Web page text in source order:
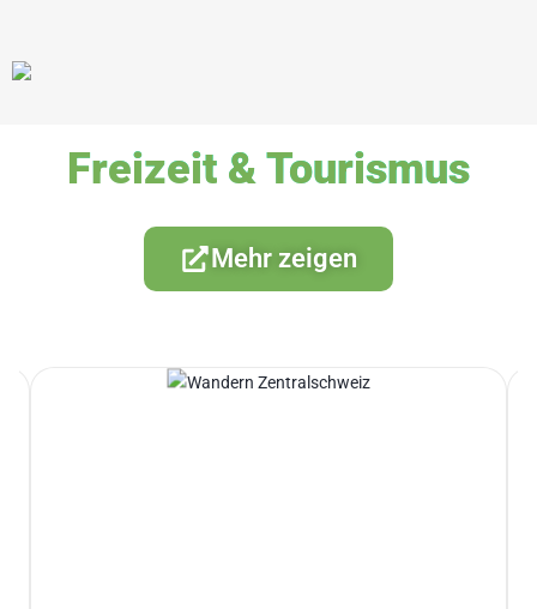
Freizeit & Tourismus
Mehr zeigen